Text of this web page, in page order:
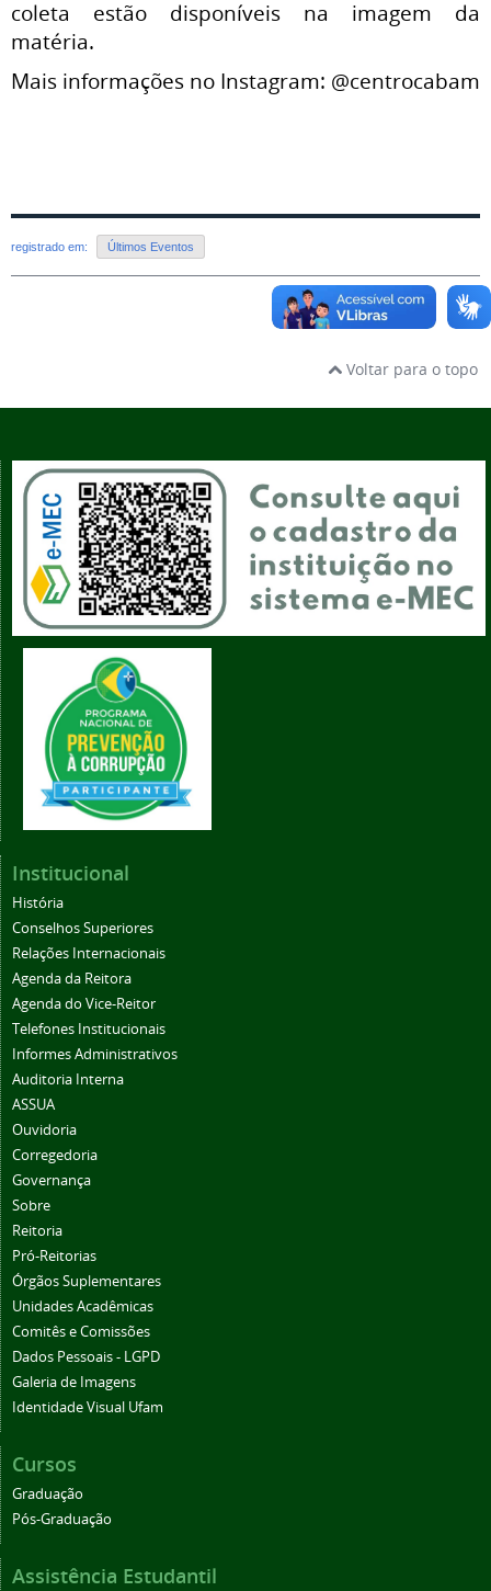
coleta estão disponíveis na imagem da
matéria.
Mais informações no Instagram: @centrocabam
registrado em: Últimos Eventos
Voltar para o topo
Institucional
História
Conselhos Superiores
Relações Internacionais
Agenda da Reitora
Agenda do Vice-Reitor
Telefones Institucionais
Informes Administrativos
Auditoria Interna
ASSUA
Ouvidoria
Corregedoria
Governança
Sobre
Reitoria
Pró-Reitorias
Órgãos Suplementares
Unidades Acadêmicas
Comitês e Comissões
Dados Pessoais - LGPD
Galeria de Imagens
Identidade Visual Ufam
Cursos
Graduação
Pós-Graduação
Assistência Estudantil